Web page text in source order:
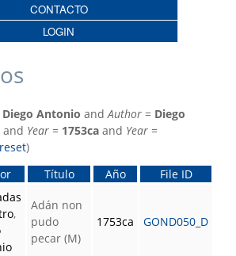
CONTACTO
LOGIN
Diego Antonio andAuthor = Diego
and Year = 1753ca and Year =
reset)
Título Año
File ID
,
Adán non
pudo
pecar (M)
1753ca GOND050_D